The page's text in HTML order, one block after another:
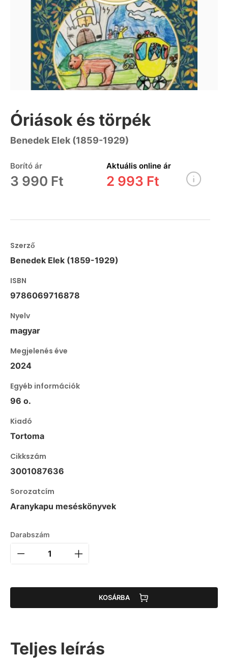
Óriások és törpék
Benedek Elek (1859-1929)
Borító ár
3 990 Ft
Aktuális online ár
2 993 Ft
Szerző
Benedek Elek (1859-1929)
ISBN
9786069716878
Nyelv
magyar
Megjelenés éve
2024
Egyéb információk
96 o.
Kiadó
Tortoma
Cikkszám
3001087636
Sorozatcím
Aranykapu meséskönyvek
Darabszám
KOSÁRBA
Teljes leírás